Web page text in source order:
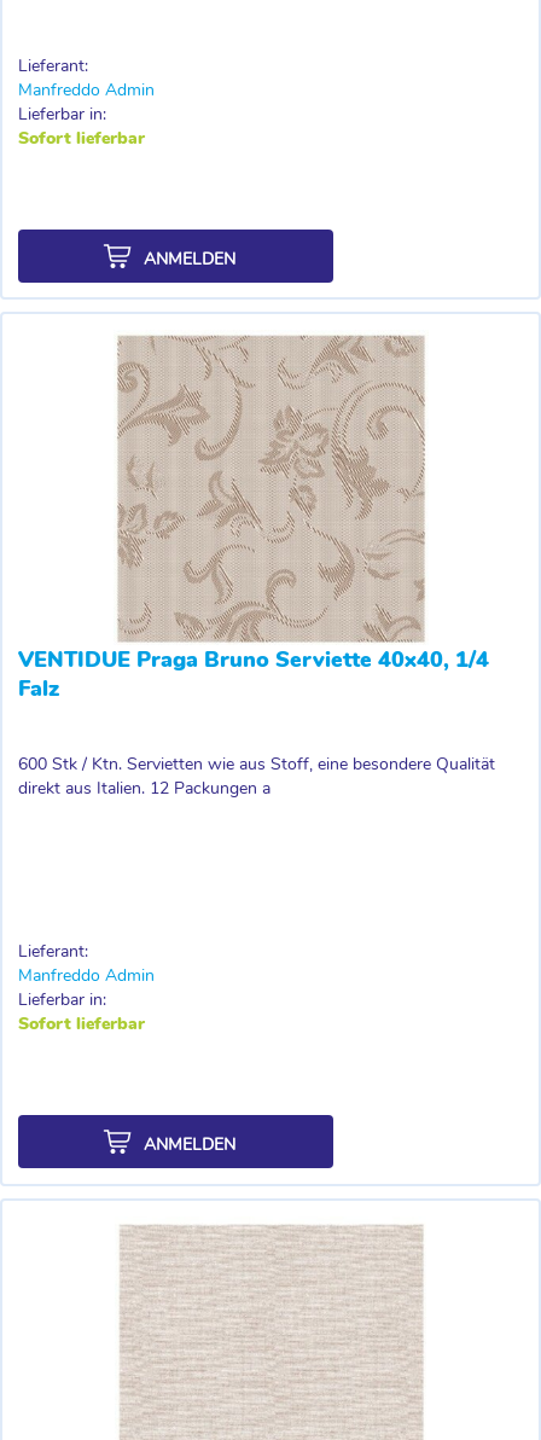
Lieferant:
Manfreddo Admin
Lieferbar in:
Sofort lieferbar
ANMELDEN
VENTIDUE Praga Bruno Serviette 40x40, 1/4
Falz
600 Stk / Ktn. Servietten wie aus Stoff, eine besondere Qualität
direkt aus Italien. 12 Packungen a
Lieferant:
Manfreddo Admin
Lieferbar in:
Sofort lieferbar
ANMELDEN